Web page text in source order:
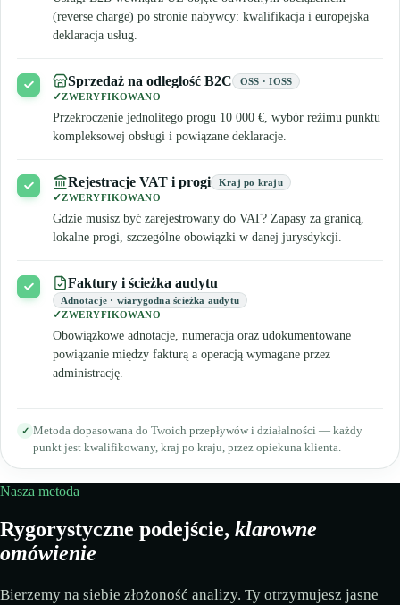
(reverse charge) po stronie nabywcy: kwalifikacja i europejska
deklaracja usług.
Sprzedaż na odległość B2C
OSS · IOSS
ZWERYFIKOWANO
Przekroczenie jednolitego progu 10 000 €, wybór reżimu punktu
kompleksowej obsługi i powiązane deklaracje.
Rejestracje VAT i progi
Kraj po kraju
ZWERYFIKOWANO
Gdzie musisz być zarejestrowany do VAT? Zapasy za granicą,
lokalne progi, szczególne obowiązki w danej jurysdykcji.
Faktury i ścieżka audytu
Adnotacje · wiarygodna ścieżka audytu
ZWERYFIKOWANO
Obowiązkowe adnotacje, numeracja oraz udokumentowane
powiązanie między fakturą a operacją wymagane przez
administrację.
✓ Metoda dopasowana do Twoich przepływów i działalności — każdy
punkt jest kwalifikowany, kraj po kraju, przez opiekuna klienta.
Nasza metoda
Rygorystyczne podejście, klarowne
omówienie
Bierzemy na siebie złożoność analizy. Ty otrzymujesz jasne